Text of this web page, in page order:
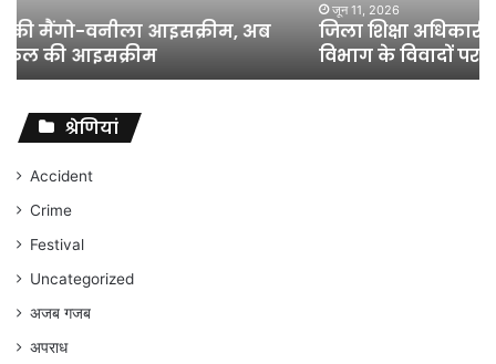
विभाग
के
विवादों
संघर्ष
जारी
रहेगा
अंकित
गौरहा
जिला शिक्षा अधिकारी का तबादला हुआ, लेकिन शिक्षा
विभाग के विवादों पर संघर्ष जारी रहेगा : अंकित गौरहा
श्रेणियां
Accident
Crime
Festival
Uncategorized
अजब गजब
अपराध